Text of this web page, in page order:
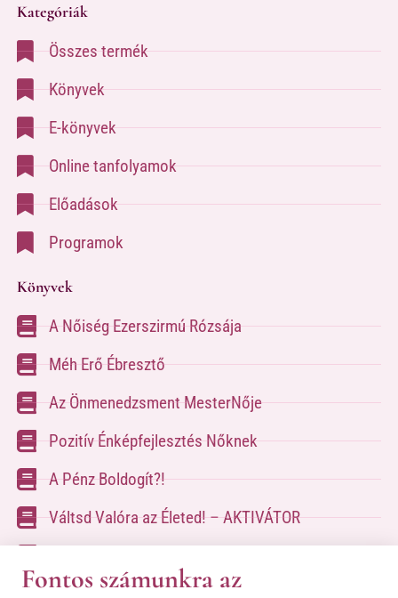
Kategóriák
Összes termék
Könyvek
E-könyvek
Online tanfolyamok
Előadások
Programok
Könyvek
A Nőiség Ezerszirmú Rózsája
Méh Erő Ébresztő
Az Önmenedzsment MesterNője
Pozitív Énképfejlesztés Nőknek
A Pénz Boldogít?!
Váltsd Valóra az Életed! – AKTIVÁTOR
Fontos számunkra az